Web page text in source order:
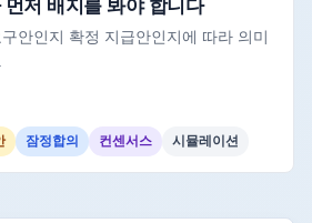
저 배지를 봐야 합니다
안인지 확정 지급안인지에 따라 의미
잠정합의 컨센서스 시뮬레이션